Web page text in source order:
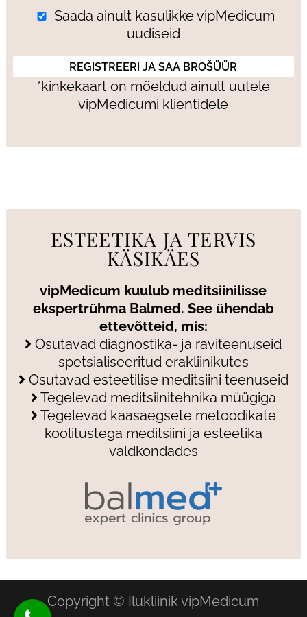
Saada ainult kasulikke vipMedicum
uudiseid
*kinkekaart on mõeldud ainult uutele
vipMedicumi klientidele
ESTEETIKA JA TERVIS
KÄSIKÄES
vipMedicum kuulub meditsiinilisse
ekspertrühma Balmed. See ühendab
ettevõtteid, mis:
Osutavad diagnostika- ja raviteenuseid
spetsialiseeritud erakliinikutes
Osutavad esteetilise meditsiini teenuseid
Tegelevad meditsiinitehnika müügiga
Tegelevad kaasaegsete metoodikate
koolitustega meditsiini ja esteetika
valdkondades
Copyright © Ilukliinik vipMedicum